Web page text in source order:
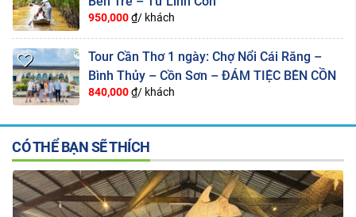
950,000₫/ khách
Tour Cần Thơ 1 ngày: Chợ Nổi Cái Răng –
Bình Thủy – Cồn Sơn – ĐÁM TIỆC BÊN CỒN
840,000₫/ khách
CÓ THỂ BẠN SẼ THÍCH